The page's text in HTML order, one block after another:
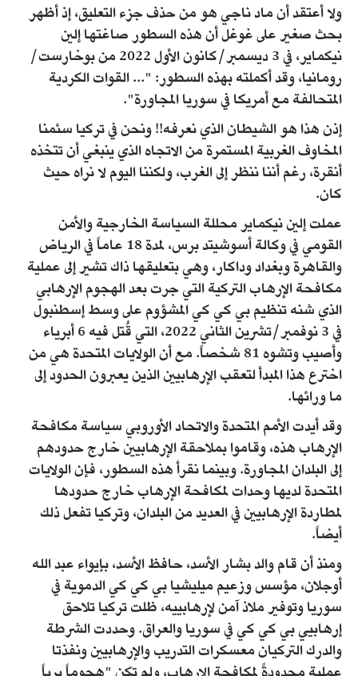
ولا أعتقد أن ماد ناجي هو من حذف جزء التعليق، إذ أظهر
بحث صغير على غوغل أن هذه السطور صاغتها إلين
نيكماير، في 3 ديسمبر/كانون الأول 2022 من بوخارست/
رومانيا، وقد أكملته بهذه السطور: "... القوات الكردية
المتحالفة مع أمريكا في سوريا المجاورة".
إذن هذا هو الشيطان الذي نعرفه!! ونحن في تركيا سئمنا
المخاوف الغربية المستمرة من الاتجاه الذي ينبغي أن تتخذه
أنقرة، رغم أننا ننظر إلى الغرب، ولكننا اليوم لا نراه حيث
كان.
عملت إلين نيكماير محللة السياسة الخارجية والأمن
القومي في وكالة أسوشيتد برس، لمدة 18 عاماً في الرياض
والقاهرة وبغداد وداكار، وهي بتعليقها ذاك تشير إلى عملية
مكافحة الإرهاب التركية التي جرت بعد الهجوم الإرهابي
الذي شنه تنظيم بي كي كي المشؤوم على وسط إسطنبول
في 3 نوفمبر/تشرين الثاني 2022، التي قُتل فيه 6 أبرياء
وأصيب وتشوه 81 شخصاً. مع أن الولايات المتحدة هي من
اخترع هذا المبدأ لتعقب الإرهابيين الذين يعبرون الحدود إلى
ما ورائها.
وقد أيدت الأمم المتحدة والاتحاد الأوروبي سياسة مكافحة
الإرهاب هذه، وقاموا بملاحقة الإرهابيين خارج حدودهم
إلى البلدان المجاورة. وبينما نقرأ هذه السطور، فإن الولايات
المتحدة لديها وحدات لمكافحة الإرهاب خارج حدودها
لمطاردة الإرهابيين في العديد من البلدان، وتركيا تفعل ذلك
أيضاً.
ومنذ أن قام والد بشار الأسد، حافظ الأسد، بإيواء عبد الله
أوجلان، مؤسس وزعيم ميليشيا بي كي كي الدموية في
سوريا وتوفير ملاذ آمن لإرهابييه، ظلت تركيا تلاحق
إرهابيي بي كي كي في سوريا والعراق. وحددت الشرطة
والدرك التركيان معسكرات التدريب والإرهابيين ونفذتا